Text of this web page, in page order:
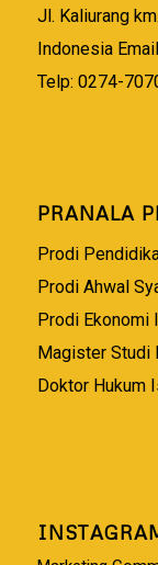
Jl. Kaliurang
Indonesia
Telp: 0274-
PRANALA
Prodi
Prodi Ahwal
Prodi Ekonomi
Magister Studi
Doktor Hukum